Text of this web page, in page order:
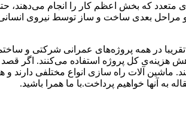
متعدد که بخش اعظم کار را انجام
مراحل بعدی ساخت و ساز توسط نیروی
در همه پروژه‌های عمرانی شرکتی و
کل پروژه استفاده می‌کنند. اگر
ماشین آلات راه سازی انواع مختلفی دارند
آنها خواهیم پرداخت.با ما همرا باشید.